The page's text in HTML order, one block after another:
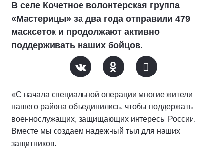
В селе Кочетное волонтерская группа
«Мастерицы» за два года отправили 479
масксеток и продолжают активно
поддерживать наших бойцов.
«С начала специальной операции многие жители
нашего района объединились, чтобы поддержать
военнослужащих, защищающих интересы России.
Вместе мы создаем надежный тыл для наших
защитников.